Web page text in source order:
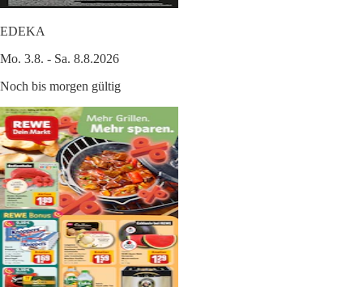
EDEKA
Mo. 3.8. - Sa. 8.8.2026
Noch bis morgen gültig